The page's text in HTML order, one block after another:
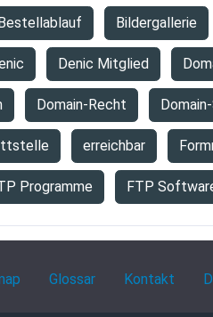
Bildergallerie
Denic Mitglied
Domain-Recht
erreichbar
Programme FTP
Glossar Kontakt